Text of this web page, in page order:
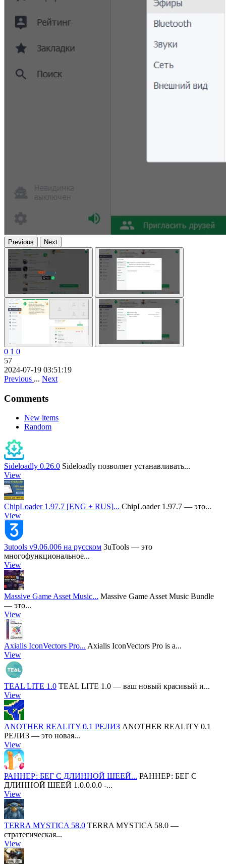
Previous Next
0 1 0
57
2024-07-19 03:51:19
Previous ... Next
Comments
New items
Random
Sideloadly 0.26.0 Sideloadly позволяет устанавливать...
View
ChipLoader 1.97.7 [ENG + RUS]... ChipLoader 1.97.7 — это...
View
3utools v9.06.006 на русском 3uTools — это
многофункциональное...
View
Massive Game Asset Music... Massive Game Asset Music Bundle
— это...
View
Axialis IconVectors Pro... Axialis IconVectors Pro is a...
View
TEAL LITE 1.0 TEAL LITE 1.0 — ваш новый красивый и...
View
ANOTHER REALITY 0.1 РЕЛИЗ ANOTHER REALITY 0.1
РЕЛИЗ — это новая...
View
РАННЕР: БЕГ С ДЛИННОЙ ШЕЕЙ... РАННЕР: БЕГ С
ДЛИННОЙ ШЕЕЙ 1.0.0.0.0 -...
View
TERRA MYSTICA 58.0 TERRA MYSTICA 58.0 —
стратегическая...
View